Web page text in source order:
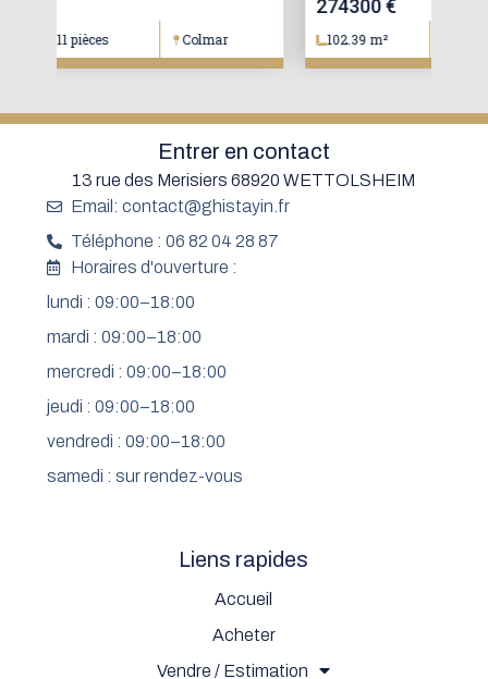
102.39 m² 4 pièces Colmar
Liens rapides
Accueil
Acheter
Vendre / Estimation
Entrer en contact
13 rue des Merisiers 68920 WETTOLSHEIM
Email: contact@ghistayin.fr
Téléphone : 06 82 04 28 87
Horaires d'ouverture :
lundi : 09:00–18:00
mardi : 09:00–18:00
mercredi : 09:00–18:00
jeudi : 09:00–18:00
vendredi : 09:00–18:00
samedi : sur rendez-vous